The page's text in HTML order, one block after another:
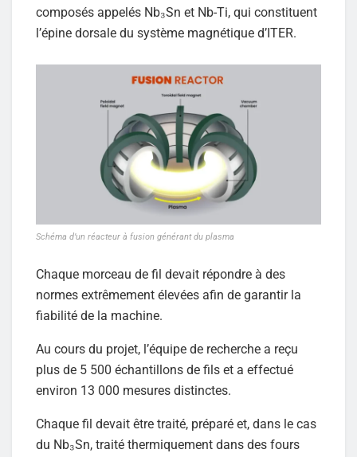
composés appelés Nb₃Sn et Nb-Ti, qui constituent
l’épine dorsale du système magnétique d’ITER.
Schéma d’un réacteur à fusion générant du plasma
Chaque morceau de fil devait répondre à des
normes extrêmement élevées afin de garantir la
fiabilité de la machine.
Au cours du projet, l’équipe de recherche a reçu
plus de 5 500 échantillons de fils et a effectué
environ 13 000 mesures distinctes.
Chaque fil devait être traité, préparé et, dans le cas
du Nb₃Sn, traité thermiquement dans des fours